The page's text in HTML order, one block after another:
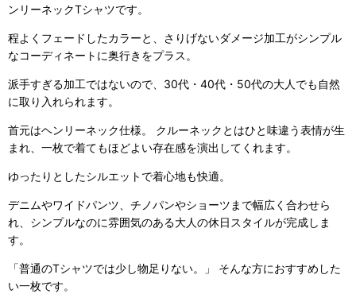
ンリーネックTシャツです。
程よくフェードしたカラーと、さりげないダメージ加工がシンプル
なコーディネートに奥行きをプラス。
派手すぎる加工ではないので、30代・40代・50代の大人でも自然
に取り入れられます。
首元はヘンリーネック仕様。 クルーネックとはひと味違う表情が生
まれ、一枚で着てもほどよい存在感を演出してくれます。
ゆったりとしたシルエットで着心地も快適。
デニムやワイドパンツ、チノパンやショーツまで幅広く合わせら
れ、シンプルなのに雰囲気のある大人の休日スタイルが完成しま
す。
「普通のTシャツでは少し物足りない。」 そんな方におすすめした
い一枚です。